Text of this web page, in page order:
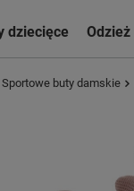
dziecięce Odzież
Sportowe buty damskie